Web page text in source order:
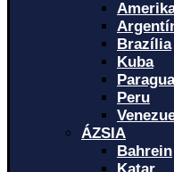
Brazília
Kuba
Peru
ÁZSIA
Bahrein